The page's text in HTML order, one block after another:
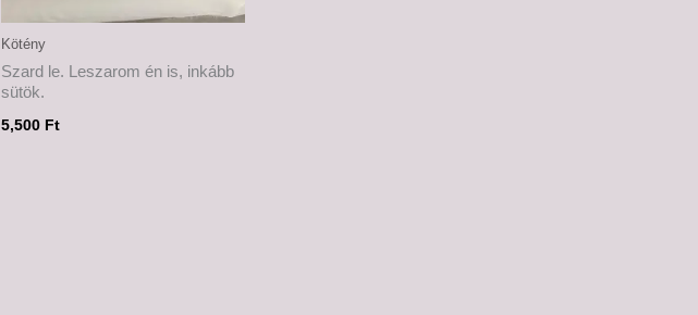
Kötény
Szard le. Leszarom én is, inkább
sütök.
5,500 Ft